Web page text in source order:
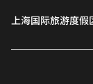
上海国际旅游度